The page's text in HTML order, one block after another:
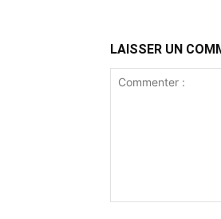
LAISSER UN